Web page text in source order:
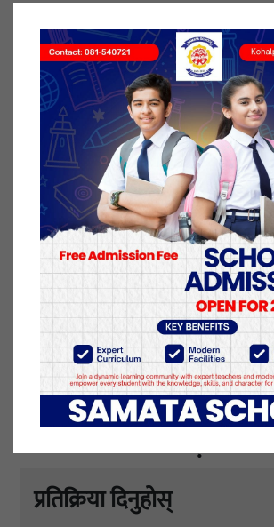
बाँके। बितेको चौबिस घण्टामा देशभर
कोरोना संक्रमित निको भएका छन्। योसँगै
कोरोना संक्रमितको संख्या ५ लाख ४०
पुगेको छ। नेपालमा कोरोना संक्रमित
प्रतिशत रहेको स्वास्थ्य तथा जनसंख्या
१ असार २०७८, मंगलवार प्रकाशित
यो खबर पढेर तपाईलाई कस्तो
?
प्रतिक्रिया दिनुहोस्